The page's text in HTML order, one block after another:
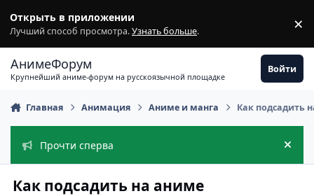
Открыть в приложении
Лучший способ просмотра.Узнать больше. ×
АнимеФорум
Крупнейший аниме-форум на русскоязычной площадке
Войти
Главная Анимация Аниме и манга Как подсадить
Прочти сперва
Как подсадить на аниме